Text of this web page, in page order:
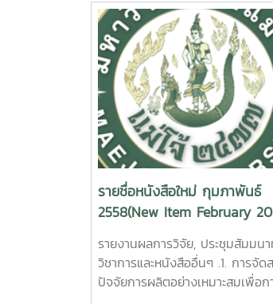
ลำไย ธีรนุช เจริญกิจ รายงานผล
การวิจัยมหาวิทยาลัยแม่โจ้ 45 หน้
เลขเรียกหนังสือ 2558 / ช38.
Germplasm Resources and
Cultivar Development for
[ DimocarpuslonganLour. ] .
Theeranuch Jaroenkit
University.
4. ผลของวิธีการท
แห้งต่อความสามารถในการต้านออ
เดชันของสาหร่ายสไปรูลิน่า [
Spirulina platensis ]. วิจิตรา
ปรก. รายงานผลการวิจัยมหาวิทย
แม่โจ้. 97 หน้า. เลขเรียกหนังสือ
46 หน้า. เลขเรียกหนังสือ 2558
06 Development of
administrative system
innovation for north region
home stay. Varaphorn
Duangsaeng. Maejo
2. วิเคราะห์จุดสมดุลระหว่
พฤติกรรมและความพึงพอใจในสิน
และบริการของนักท่องเที่ยวทาง
ประวัติศาสตร์และวัฒนธรรมต่อ
ศักยภาพของผู้ประกอบการท่องเที่
ขนาดกลางและย่อมจังหวัดเชียงรา
รัชนีวรรณ คำตัน รายงานผลการ
มหาวิทยาลัยแม่โจ้ 177 หน้า. เลขเรี
รายชื่อหนังสือใหม่ กุมภาพันธ์
2558(New Item February
รายงานผลการวิจัย, ประชุมสัมมน
วิชาการและหนังสืออื่นๆ .1. การจัด
ปัจจัยการผลิตอย่างเหมาะสมเพื่อก